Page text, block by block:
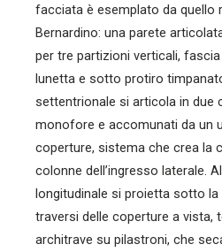
facciata è esemplato da quello
Bernardino: una parete
per tre partizioni verticali,
lunetta e sotto protiro
settentrionale si articola in due
monofore e accomunati da un
coperture, sistema che crea la
colonne dell’ingresso laterale.
longitudinale si proietta sotto
traversi delle coperture a vista,
architrave su pilastroni, che